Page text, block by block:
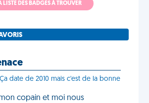
LISTE DES BADGES À TROUVER
date de 2010 mais c'est de la bonne
copain et moi nous